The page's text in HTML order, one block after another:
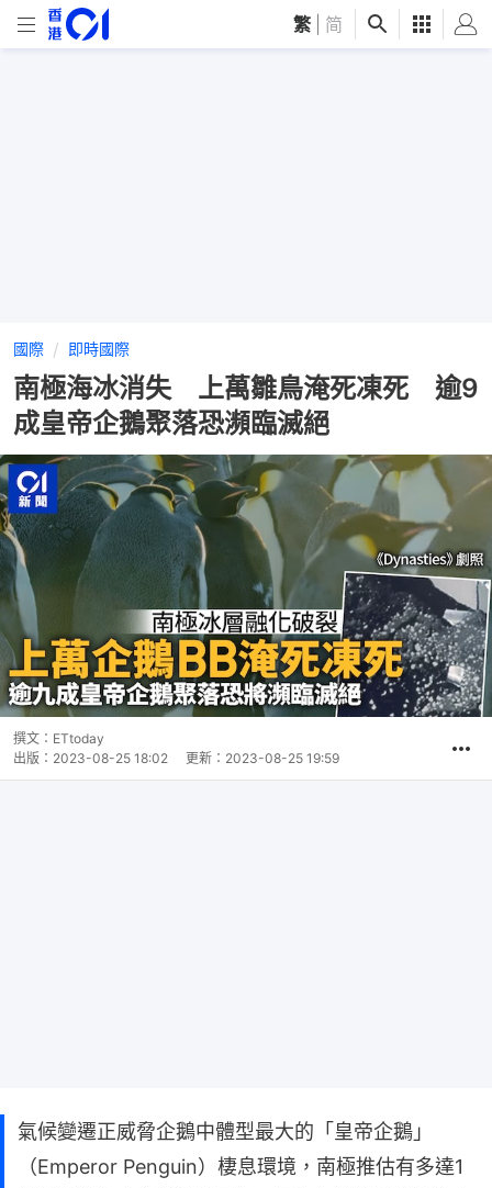
繁 简
國際 即時國際
南極海冰消失 上萬雛鳥淹死凍死 逾9
成皇帝企鵝聚落恐瀕臨滅絕
撰文： ETtoday
出版： 2023-08-25 18:02 更新： 2023-08-25 19:59
氣候變遷正威脅企鵝中體型最大的「皇帝企鵝」
（Emperor Penguin）棲息環境，南極推估有多達1